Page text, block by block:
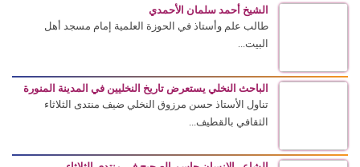
الشيخ أحمد سلمان الأحمدي
طالب علم وأستاذ في الحوزة العلمية إمام مسجد أهل
البيت...
الباحث النخلي يستعرض تاريخ النخليين في المدينة المنورة
تناول الأستاذ حسن مرزوق النخلي ضيف منتدى الثلاثاء
الثقافي بالقطيف...